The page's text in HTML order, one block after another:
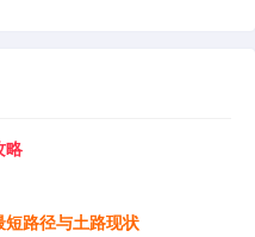
略
短路径与土路现状